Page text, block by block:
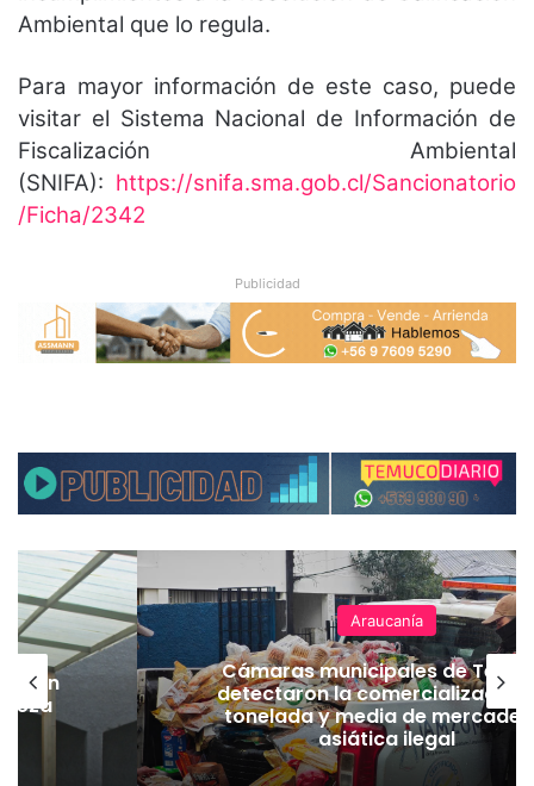
Ambiental que lo regula.
Para mayor información de este caso, puede
visitar el Sistema Nacional de Información de
Fiscalización Ambiental
(SNIFA): https://snifa.sma.gob.cl/Sancionatorio
/Ficha/2342
Publicidad
Araucanía
Cámaras municipales de
detectaron la comercialización
tonelada y media de
asiática ilegal